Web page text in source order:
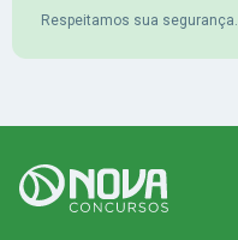
Respeitamos sua segurança.